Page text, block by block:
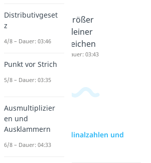
Einmalei
ns
Dauer: 04:23
Gerade
Dauer: 03:03
Größer
Kleiner
Zeichen
Dauer: 03:43
zur Videoseite: Kardinalzahlen und
Ordinalzahlen
Distributivgeset
z
4/8 – Dauer: 03:46
Punkt vor Strich
5/8 – Dauer: 03:35
Ausmultiplizier
en und
Ausklammern
6/8 – Dauer: 04:33